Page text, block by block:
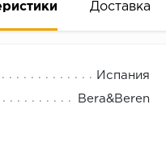
Доставка
Испания
Bera&Beren